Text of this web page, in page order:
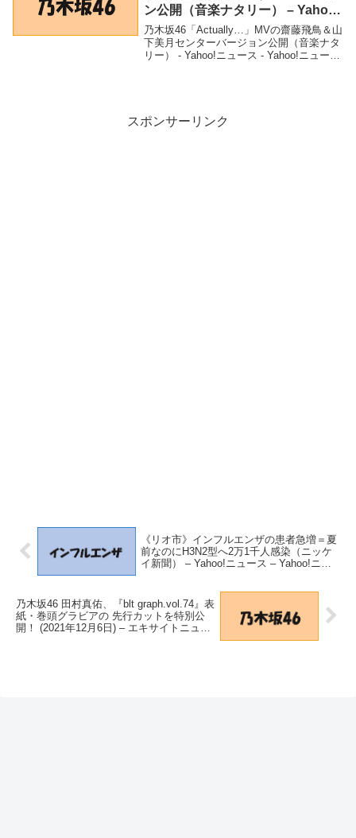
ン公開（音楽ナタリー） – Yahoo!
ニュース – Yahoo!ニュース
乃木坂46「Actually…」MVの齋藤飛鳥＆山
下美月センターバージョン公開（音楽ナタ
リー） - Yahoo!ニュース - Yahoo!ニュース
スポンサーリンク
《リオ市》インフルエンザの患者急増＝夏
前なのにH3N2型へ2万1千人感染（ニッケ
イ新聞） – Yahoo!ニュース – Yahoo!ニュ
乃木坂46 田村真佑、『blt graph.vol.74』表
紙・巻頭グラビアの 先行カットを特別公
開！ (2021年12月6日) – エキサイトニュー